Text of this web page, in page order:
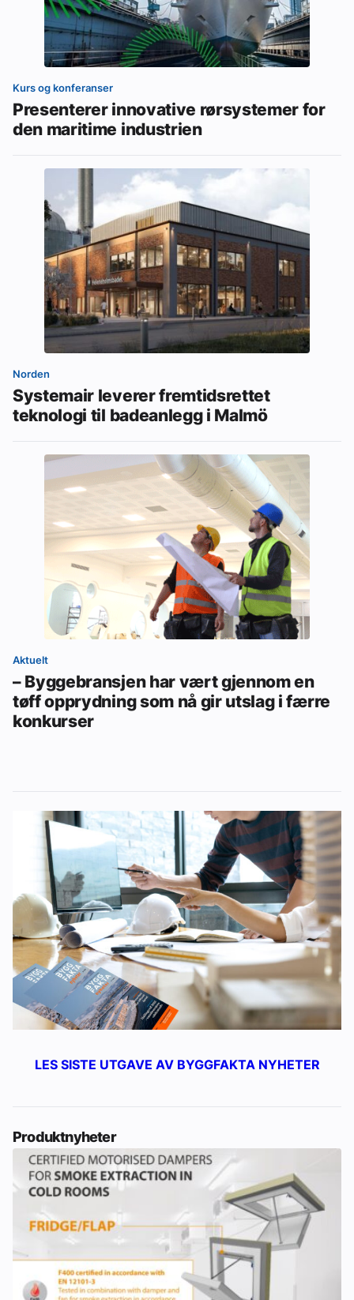
Kurs og konferanser
Presenterer innovative rørsystemer for
den maritime industrien
Norden
Systemair leverer fremtidsrettet
teknologi til badeanlegg i Malmö
Aktuelt
– Byggebransjen har vært gjennom en
tøff opprydning som nå gir utslag i færre
konkurser
LES SISTE UTGAVE AV BYGGFAKTA NYHETER
Produktnyheter